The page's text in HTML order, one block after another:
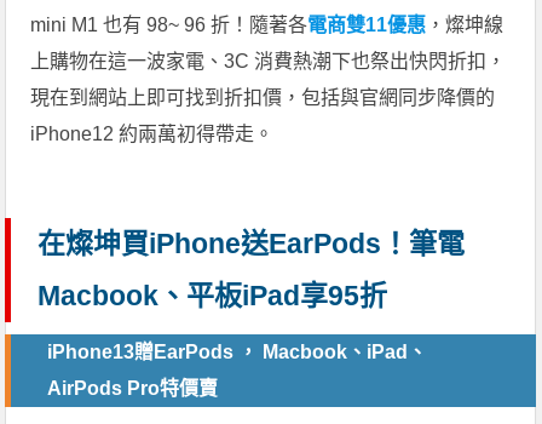
mini M1 也有 98~ 96 折！隨著各電商雙11優惠 ，燦坤線
上購物在這一波家電、3C 消費熱潮下也祭出快閃折扣，
現在到網站上即可找到折扣價，包括與官網同步降價的
iPhone12 約兩萬初得帶走。
在燦坤買iPhone送EarPods！筆電
Macbook、平板iPad享95折
iPhone13贈EarPods ， Macbook、iPad、
AirPods Pro特價賣